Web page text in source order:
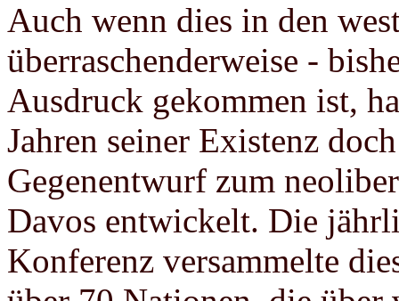
Auch wenn dies in den
überraschenderweise -
Ausdruck gekommen ist,
Jahren seiner Existenz
Gegenentwurf zum
Davos entwickelt. Die
Konferenz versammelte